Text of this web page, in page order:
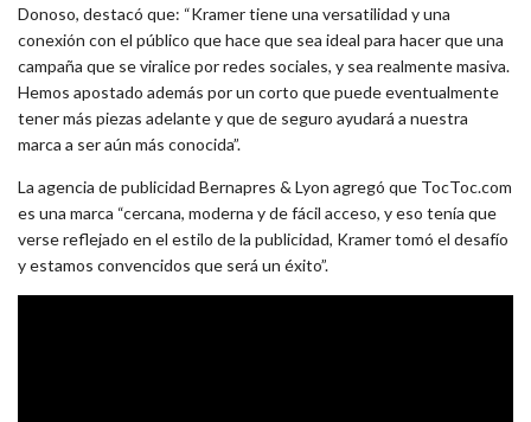
Donoso, destacó que: “Kramer tiene una versatilidad y una
conexión con el público que hace que sea ideal para hacer que una
campaña que se viralice por redes sociales, y sea realmente masiva.
Hemos apostado además por un corto que puede eventualmente
tener más piezas adelante y que de seguro ayudará a nuestra
marca a ser aún más conocida”.
La agencia de publicidad Bernapres & Lyon agregó que TocToc.com
es una marca “cercana, moderna y de fácil acceso, y eso tenía que
verse reflejado en el estilo de la publicidad, Kramer tomó el desafío
y estamos convencidos que será un éxito”.